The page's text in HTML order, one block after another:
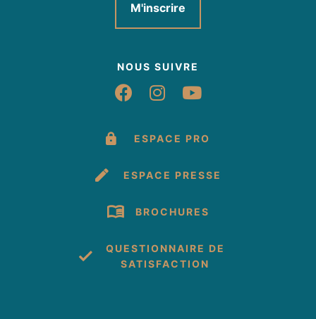
M'inscrire
NOUS SUIVRE
Suivez-nous sur
Suivez-nous sur
Suivez-nous
ESPACE PRO
ESPACE PRESSE
BROCHURES
QUESTIONNAIRE DE
SATISFACTION